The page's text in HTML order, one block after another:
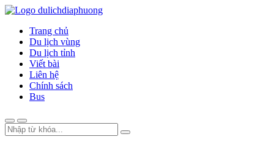
Trang chủ
Du lịch vùng
Du lịch tỉnh
Viết bài
Liên hệ
Chính sách
Bus